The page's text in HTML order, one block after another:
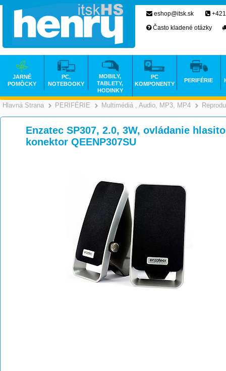
Hlavná Strana >
PERIFÉRIE >
Multimédiá , Audio, MP3, MP4
Enzatec SP307, 2.0, 3W, ovládanie
konektor QEENP307SU
eshop@itsk.sk
Často kladené otázky
JARNÉ
POMÔCKY
PC,
NOTEBOOKY
MOBILY,
TABLETY,
HODINKY
PC
KOMPONENTY
PERIFÉRIE